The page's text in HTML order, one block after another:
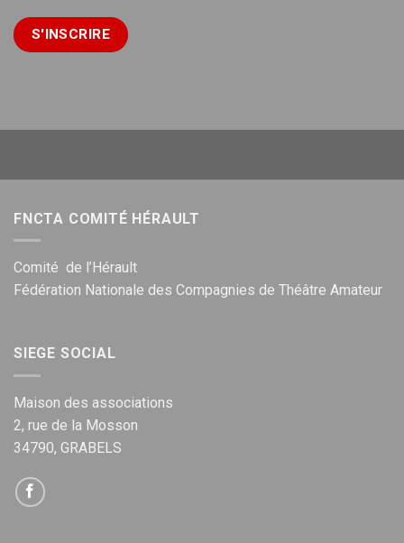
FNCTA COMITÉ HÉRAULT
Comité de l’Hérault
Fédération Nationale des Compagnies de Théâtre Amateur
SIEGE SOCIAL
Maison des associations
2, rue de la Mosson
34790, GRABELS